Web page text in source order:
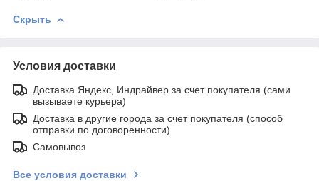
Скрыть
Условия доставки
Доставка Яндекс, Индрайвер за счет покупателя (сами
вызываете курьера)
Доставка в другие города за счет покупателя (способ
отправки по договоренности)
Самовывоз
Все условия доставки